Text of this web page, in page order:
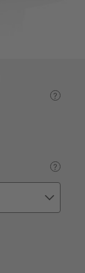
?
?